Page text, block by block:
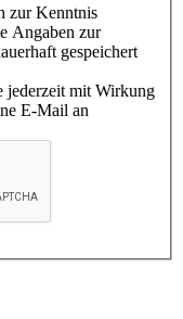
zur Kenntnis
Angaben zur
gespeichert
mit Wirkung
E-Mail an